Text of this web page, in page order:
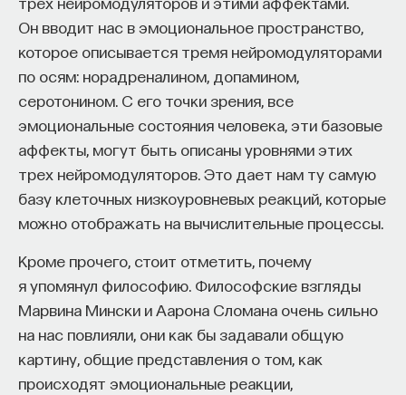
Он вводит нас в эмоциональное пространство,
которое описывается тремя нейромодуляторами
по осям: норадреналином, допамином,
серотонином. С его точки зрения, все
эмоциональные состояния человека, эти базовые
аффекты, могут быть описаны уровнями этих
трех нейромодуляторов. Это дает нам ту самую
базу клеточных низкоуровневых реакций, которые
можно отображать на вычислительные процессы.
Кроме прочего, стоит отметить, почему
я упомянул философию. Философские взгляды
Марвина Мински и Аарона Сломана очень сильно
на нас повлияли, они как бы задавали общую
картину, общие представления о том, как
происходят эмоциональные реакции,
оно формируется. Нам долго казалось, что
преподаватель может просто хорошо и логично
изложить материал, а студент — зафиксировать
его и затем воспроизвести. Но самый важный
момент происходит потом, когда человек
остается один на один с этим материалом
и пытается что-то с ним сделать. И получается,
что настоящее образование происходит
не в аудитории, а за ее пределами».
ИИ полезен не как костыль, а как
сложный собеседник
«Мы не наказываем студентов за использование
ИИ, потому что сам факт его использования еще
ничего не объясняет. Важно не то, что студент